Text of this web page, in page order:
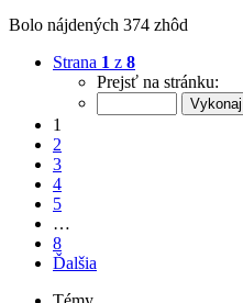
Bolo nájdených 374 zhôd
Strana 1 z 8
Prejsť na stránku:
1
2
3
4
5
…
8
Ďalšia